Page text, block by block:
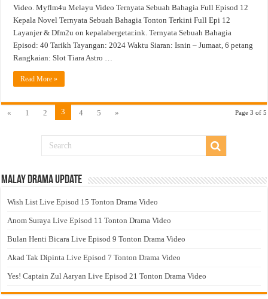
Video. Myflm4u Melayu Video Ternyata Sebuah Bahagia Full Episod 12
Kepala Novel Ternyata Sebuah Bahagia Tonton Terkini Full Epi 12
Layanjer & Dfm2u on kepalabergetar.ink. Ternyata Sebuah Bahagia
Episod: 40 Tarikh Tayangan: 2024 Waktu Siaran: Isnin – Jumaat, 6 petang
Rangkaian: Slot Tiara Astro …
Read More »
Page 3 of 5
« 1 2 3 4 5 »
Malay Drama Update
Wish List Live Episod 15 Tonton Drama Video
Anom Suraya Live Episod 11 Tonton Drama Video
Bulan Henti Bicara Live Episod 9 Tonton Drama Video
Akad Tak Dipinta Live Episod 7 Tonton Drama Video
Yes! Captain Zul Aaryan Live Episod 21 Tonton Drama Video